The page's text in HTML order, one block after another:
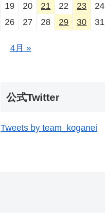
19
20 21 22 23 24
26
27 28 29 30 31
4月 »
公式Twitter
Tweets by team_koganei